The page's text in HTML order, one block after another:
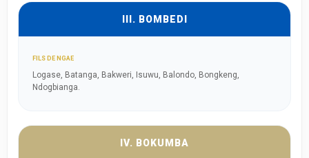
III. BOMBEDI
FILS DE NGAE
Logase, Batanga, Bakweri, Isuwu, Balondo, Bongkeng,
Ndogbianga.
IV. BOKUMBA